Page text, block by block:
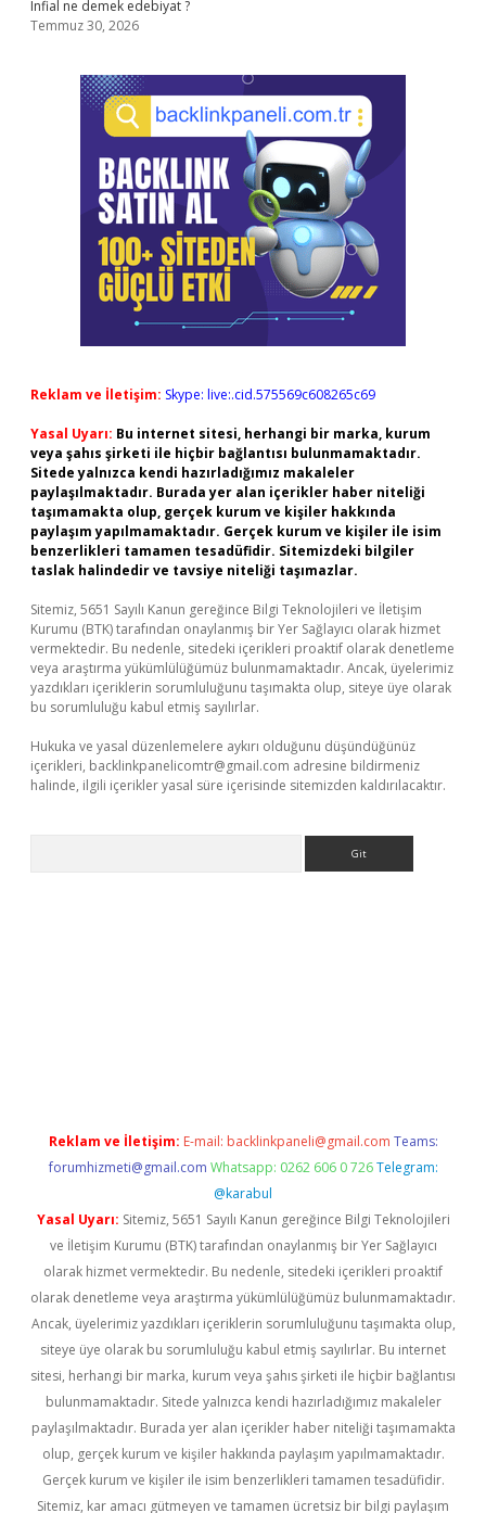
Infial ne demek edebiyat ?
Temmuz 30, 2026
Reklam ve İletişim: Skype: live:.cid.575569c608265c69
Yasal Uyarı: Bu internet sitesi, herhangi bir marka, kurum
veya şahıs şirketi ile hiçbir bağlantısı bulunmamaktadır.
Sitede yalnızca kendi hazırladığımız makaleler
paylaşılmaktadır. Burada yer alan içerikler haber niteliği
taşımamakta olup, gerçek kurum ve kişiler hakkında
paylaşım yapılmamaktadır. Gerçek kurum ve kişiler ile isim
benzerlikleri tamamen tesadüfidir. Sitemizdeki bilgiler
taslak halindedir ve tavsiye niteliği taşımazlar.
Sitemiz, 5651 Sayılı Kanun gereğince Bilgi Teknolojileri ve İletişim
Kurumu (BTK) tarafından onaylanmış bir Yer Sağlayıcı olarak hizmet
vermektedir. Bu nedenle, sitedeki içerikleri proaktif olarak denetleme
veya araştırma yükümlülüğümüz bulunmamaktadır. Ancak, üyelerimiz
yazdıkları içeriklerin sorumluluğunu taşımakta olup, siteye üye olarak
bu sorumluluğu kabul etmiş sayılırlar.
Hukuka ve yasal düzenlemelere aykırı olduğunu düşündüğünüz
içerikleri, backlinkpanelicomtr@gmail.com adresine bildirmeniz
halinde, ilgili içerikler yasal süre içerisinde sitemizden kaldırılacaktır.
Reklam ve İletişim: E-mail: backlinkpaneli@gmail.com Teams:
forumhizmeti@gmail.com Whatsapp: 0262 606 0 726 Telegram:
@karabul
Yasal Uyarı: Sitemiz, 5651 Sayılı Kanun gereğince Bilgi Teknolojileri
ve İletişim Kurumu (BTK) tarafından onaylanmış bir Yer Sağlayıcı
olarak hizmet vermektedir. Bu nedenle, sitedeki içerikleri proaktif
olarak denetleme veya araştırma yükümlülüğümüz bulunmamaktadır.
Ancak, üyelerimiz yazdıkları içeriklerin sorumluluğunu taşımakta olup,
siteye üye olarak bu sorumluluğu kabul etmiş sayılırlar. Bu internet
sitesi, herhangi bir marka, kurum veya şahıs şirketi ile hiçbir bağlantısı
bulunmamaktadır. Sitede yalnızca kendi hazırladığımız makaleler
paylaşılmaktadır. Burada yer alan içerikler haber niteliği taşımamakta
olup, gerçek kurum ve kişiler hakkında paylaşım yapılmamaktadır.
Gerçek kurum ve kişiler ile isim benzerlikleri tamamen tesadüfidir.
Sitemiz, kar amacı gütmeyen ve tamamen ücretsiz bir bilgi paylaşım